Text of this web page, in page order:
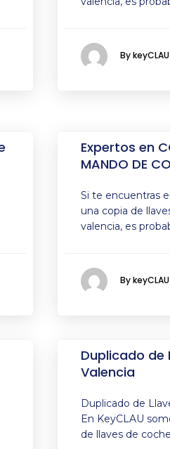
By keyCLAU
Expertos en
MANDO DE
Si te encuentras
una copia de
valencia, es
By keyCLAU
Duplicado de
Valencia
Duplicado de
En KeyCLAU
de llaves de